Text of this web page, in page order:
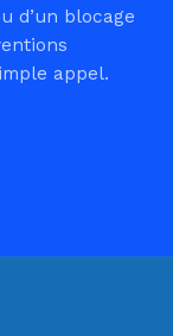
d’un blocage
appel.